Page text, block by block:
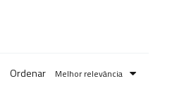
Ordenar Melhor relevância